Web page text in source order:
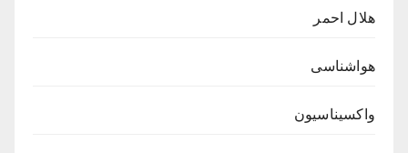
هلال احمر
هواشناسی
واکسیناسیون